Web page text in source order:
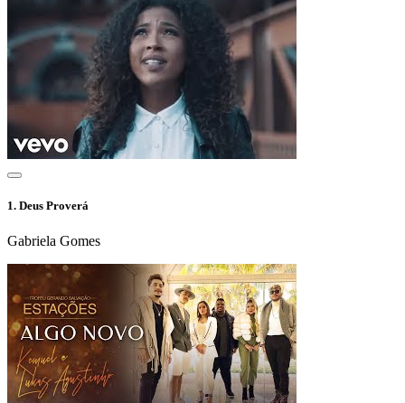
1. Deus Proverá
Gabriela Gomes